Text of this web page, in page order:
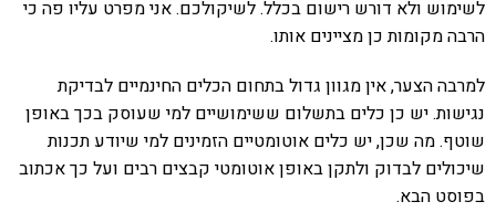
לשימוש ולא דורש רישום בכלל. לשיקולכם. אני מפרט עליו פה כי
הרבה מקומות כן מציינים אותו.
למרבה הצער, אין מגוון גדול בתחום הכלים החינמיים לבדיקת
נגישות. יש כן כלים בתשלום ששימושיים למי שעוסק בכך באופן
שוטף. מה שכן, יש כלים אוטומטיים הזמינים למי שיודע תכנות
שיכולים לבדוק ולתקן באופן אוטומטי קבצים רבים ועל כך אכתוב
בפוסט הבא.